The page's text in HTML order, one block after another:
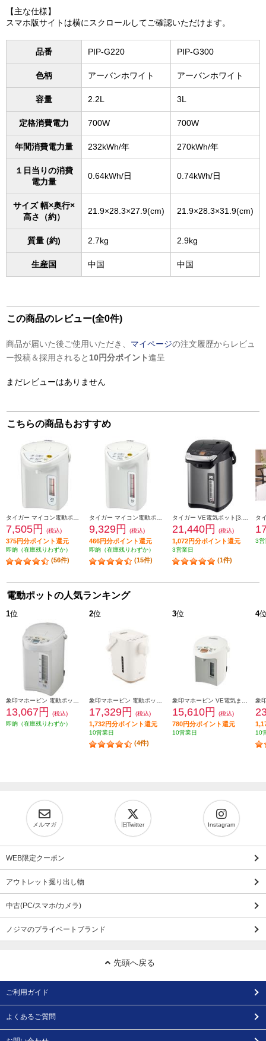
【主な仕様】
スマホ版サイトは横にスクロールしてご確認いただけます。
品番 PIP-G220 PIP-G300
色柄 アーバンホワイト アーバンホワイト
容量 2.2L 3L
定格消費電力 700W 700W
年間消費電力量 232kWh/年 270kWh/年
１日当りの消費
電力量
0.64kWh/日 0.74kWh/日
サイズ 幅×奥行×
高さ（約）
21.9×28.3×27.9(cm) 21.9×28.3×31.9(cm)
質量 (約) 2.7kg 2.9kg
生産国 中国 中国
この商品のレビュー(全0件)
商品が届いた後ご使用いただき、 マイページの注文履歴からレビュ
ー投稿＆採用されると 10円分ポイント進呈
まだレビューはありません
こちらの商品もおすすめ
7,505円 (税込)
375円分ポイント還元
即納（在庫残りわずか）
(56件)
9,329円 (税込)
466円分ポイント還元
即納（在庫残りわずか）
(15件)
21,440円 (税込)
1,072円分ポイント還元
3営業日
(1件)
3営
電動ポットの人気ランキング
1位
13,067円
(税込)
即納（在庫残りわずか）
2位
17,329円 (税込)
1,732円分ポイント還元
10営業日
(4件)
3位
15,610円 (税込)
780円分ポイント還元
10営業日
4
10
メルマガ 旧Twitter Instagram
WEB限定クーポン
アウトレット掘り出し物
中古(PC/スマホ/カメラ)
ノジマのプライベートブランド
先頭へ戻る
ご利用ガイド
よくあるご質問